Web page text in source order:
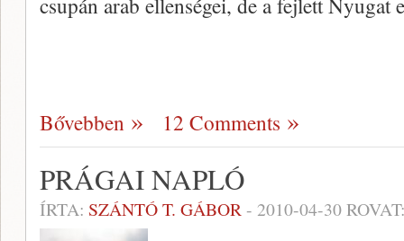
Bővebben 12 Comments
PRÁGAI NAPLÓ
ÍRTA: SZÁNTÓ T. GÁBOR- 2010-04-30